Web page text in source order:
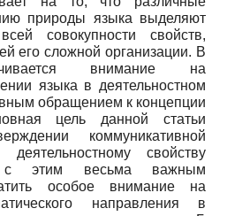
природы языка выделяют
совокупности свойств,
его сложной организации. В
внимание на
языка в деятельностном
обращением к концепции
цель данной статьи
коммуникативной
свойству
этим весьма важным
особое внимание на
направления в